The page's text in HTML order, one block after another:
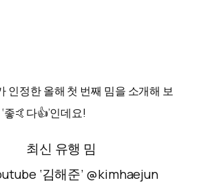
인정한 올해 첫 번째 밈을 소개해 보
좋🤙다👍’인데요!
‘김해준’ @kimhaejun